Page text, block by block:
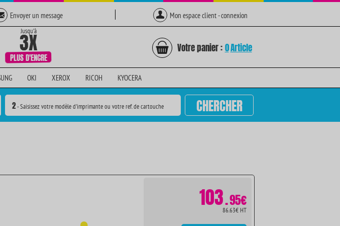
Envoyer un message Mon espace client - connexion
Votre panier : 0Article
OKI XEROX RICOH KYOCERA
2- Saisissez votre modèle d'imprimante ou votre ref. de cartouche CHERCHER
103.95€
86.63€ HT